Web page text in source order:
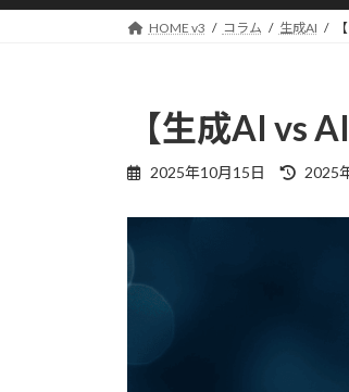
プ
動
HOME v3 コラム 生成AI
【生成AI vs
2025年10月15日
最
更
2025